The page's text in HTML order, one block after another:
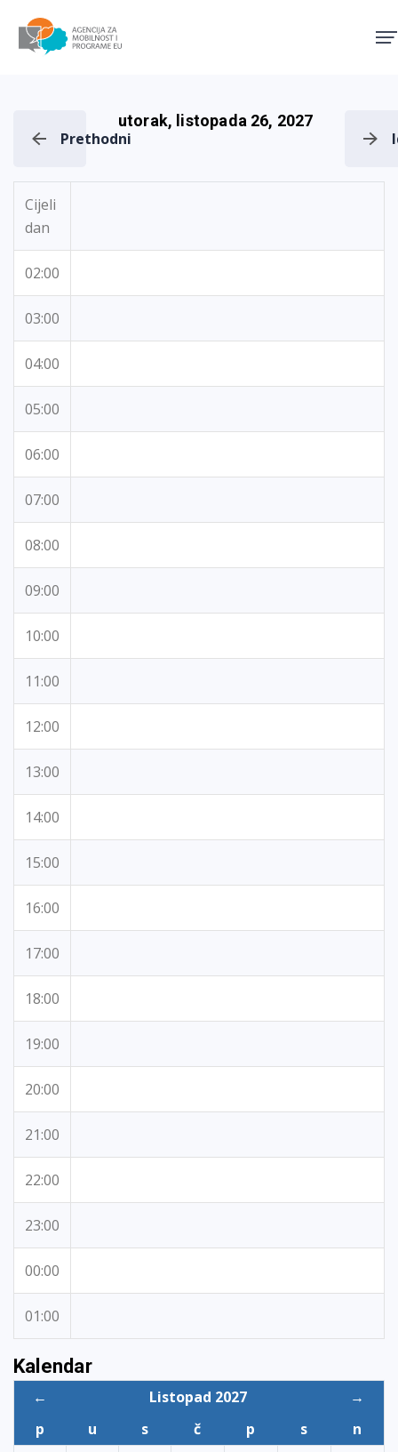
Prethodni
utorak, listopada 26, 2027
Cijeli
dan
02:00
03:00
04:00
05:00
06:00
07:00
08:00
09:00
10:00
11:00
12:00
13:00
14:00
15:00
16:00
17:00
18:00
19:00
20:00
21:00
22:00
23:00
00:00
01:00
Kalendar
← Listopad 2027
→
p
u s č p s
n